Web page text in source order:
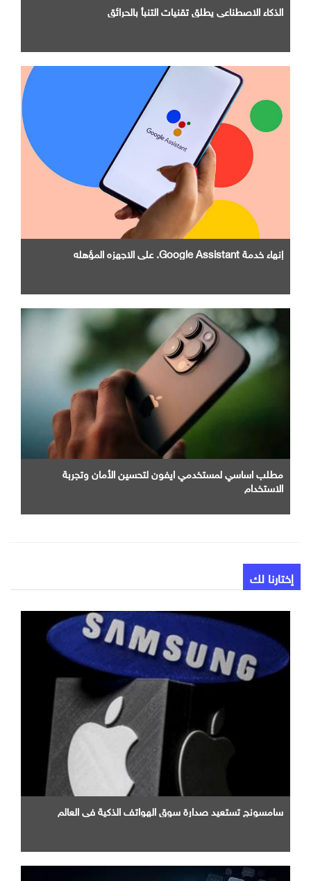
الذكاء الاصطناعي يطلق تقنيات التنبأ بالحرائق
إنهاء خدمة Google Assistant. علي الاجهزه المؤهله
مطلب اساسي لمستخدمي ايفون لتحسين الأمان وتجربة
الاستخدام
إختارنا لك
سامسونج تستعيد صدارة سوق الهواتف الذكية في العالم